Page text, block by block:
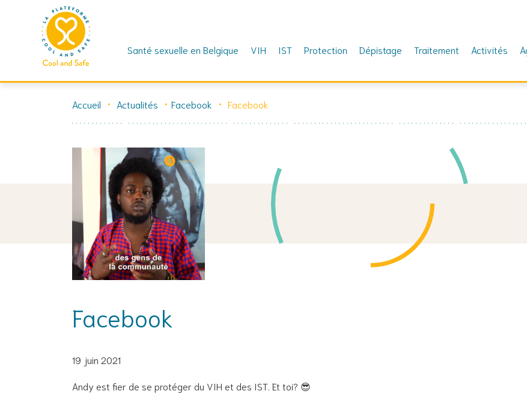
Skip
Santé sexuelle en Belgique VIH IST Protection Dépistage Traitement Activités
Accueil Actualités Facebook Facebook
Facebook
19 juin 2021
Andy est fier de se protéger du VIH et des IST. Et toi? 😎